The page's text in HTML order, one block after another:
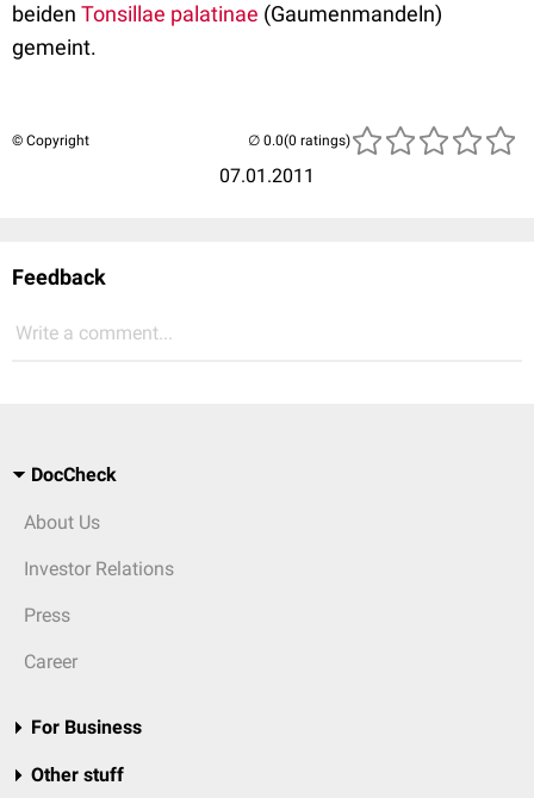
beiden Tonsillae palatinae (Gaumenmandeln)
gemeint.
© Copyright
07.01.2011
(0 ratings)
Feedback
Write a comment...
DocCheck
About Us
Investor Relations
Press
Career
For Business
Other stuff